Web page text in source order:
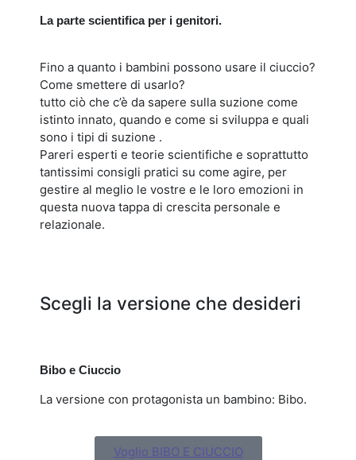
La parte scientifica per i genitori.
Fino a quanto i bambini possono usare il ciuccio?
Come smettere di usarlo?
tutto ciò che c’è da sapere sulla suzione come
istinto innato, quando e come si sviluppa e quali
sono i tipi di suzione .
Pareri esperti e teorie scientifiche e soprattutto
tantissimi consigli pratici su come agire, per
gestire al meglio le vostre e le loro emozioni in
questa nuova tappa di crescita personale e
relazionale.
Scegli la versione che desideri
Bibo e Ciuccio
La versione con protagonista un bambino: Bibo.
Voglio BIBO E CIUCCIO